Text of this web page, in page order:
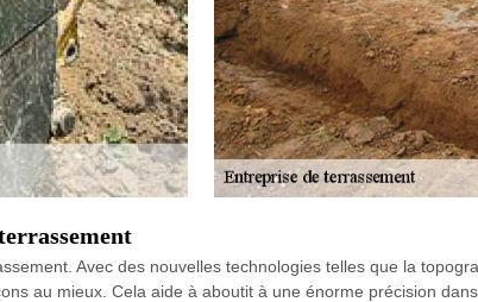
Avec des nouvelles technologies telles que la
au mieux. Cela aide à aboutit à une énorme précision